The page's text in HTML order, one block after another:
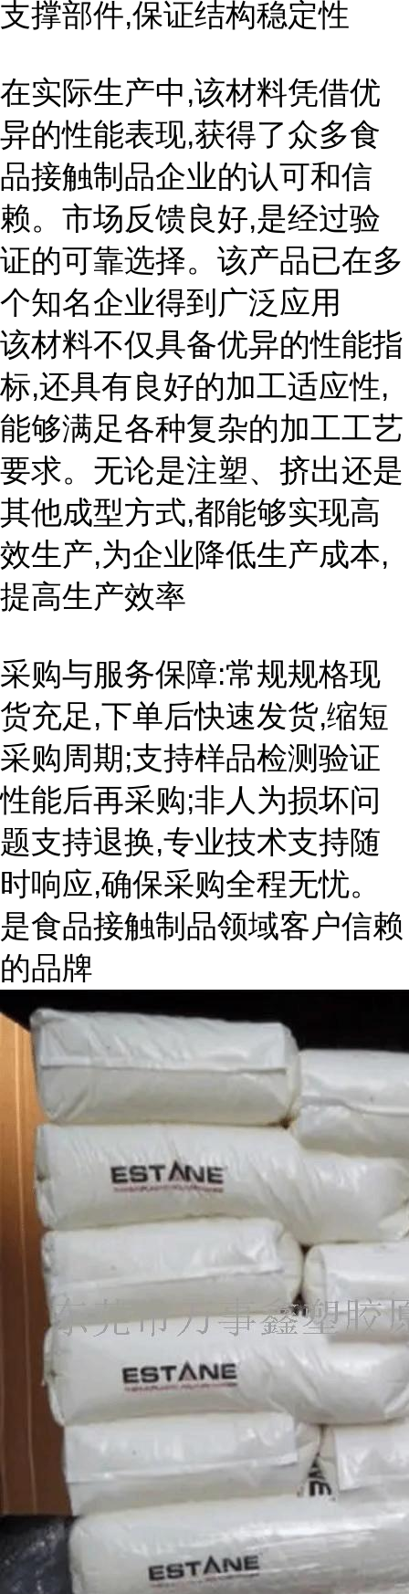
支撑部件,保证结构稳定性
在实际生产中,该材料凭借优
异的性能表现,获得了众多食
品接触制品企业的认可和信
赖。市场反馈良好,是经过验
证的可靠选择。该产品已在多
个知名企业得到广泛应用
该材料不仅具备优异的性能指
标,还具有良好的加工适应性,
能够满足各种复杂的加工工艺
要求。无论是注塑、挤出还是
其他成型方式,都能够实现高
效生产,为企业降低生产成本,
提高生产效率
采购与服务保障:常规规格现
货充足,下单后快速发货,缩短
采购周期;支持样品检测验证
性能后再采购;非人为损坏问
题支持退换,专业技术支持随
时响应,确保采购全程无忧。
是食品接触制品领域客户信赖
的品牌